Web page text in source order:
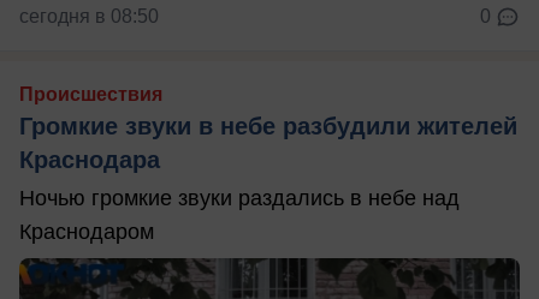
сегодня в 08:50 0
Происшествия
Громкие звуки в небе разбудили жителей
Краснодара
Ночью громкие звуки раздались в небе над
Краснодаром